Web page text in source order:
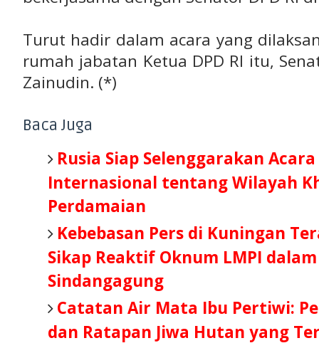
Turut hadir dalam acara yang
rumah jabatan Ketua DPD RI itu,
Zainudin. (*)
Baca Juga
Rusia Siap Selenggarakan
Internasional tentang Wilayah
Perdamaian
Kebebasan Pers di Kuningan
Sikap Reaktif Oknum LMPI dalam
Sindangagung
Catatan Air Mata Ibu Pertiwi:
dan Ratapan Jiwa Hutan yang